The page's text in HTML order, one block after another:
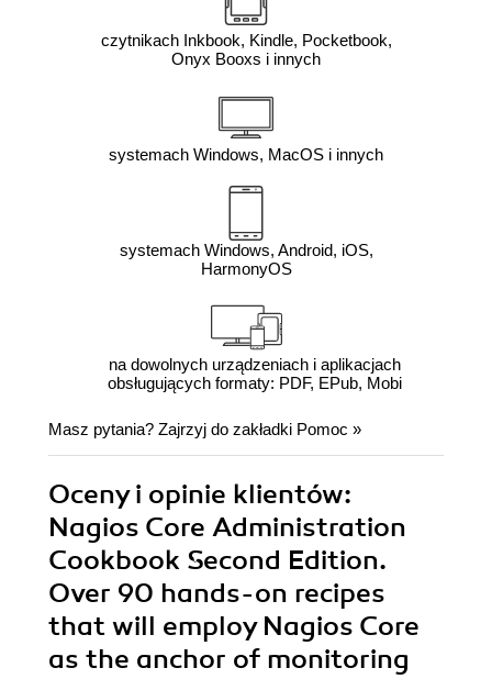
czytnikach Inkbook, Kindle, Pocketbook,
Onyx Booxs i innych
systemach Windows, MacOS i innych
systemach Windows, Android, iOS,
HarmonyOS
na dowolnych urządzeniach i aplikacjach
obsługujących formaty: PDF, EPub, Mobi
Masz pytania? Zajrzyj do zakładki Pomoc »
Oceny i opinie klientów:
Nagios Core Administration
Cookbook Second Edition.
Over 90 hands-on recipes
that will employ Nagios Core
as the anchor of monitoring